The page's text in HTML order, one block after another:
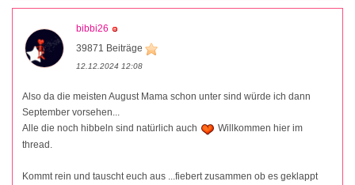
bibbi26
39871 Beiträge
12.12.2024 12:08
Also da die meisten August Mama schon unter sind würde ich dann
September vorsehen...
Alle die noch hibbeln sind natürlich auch
Willkommen hier im
thread.
Kommt rein und tauscht euch aus ...fiebert zusammen ob es geklappt